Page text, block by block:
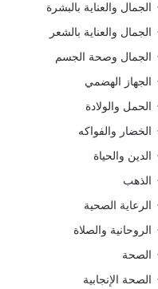
الجمال والعناية بالبشرة
الجمال والعناية بالشعر
الجمال وصحة الجسم
الجهاز الهضمي
الحمل والولادة
الخضار والفواكه
الدين والحياة
الذهب
الرعاية الصحية
الروحانية والصلاة
الصحة
الصحة الإنجابية